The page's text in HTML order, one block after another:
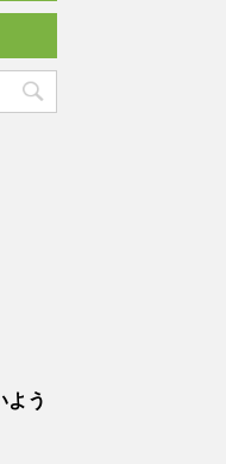
よう